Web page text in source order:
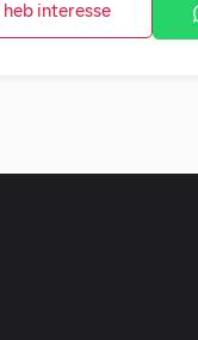
heb interesse